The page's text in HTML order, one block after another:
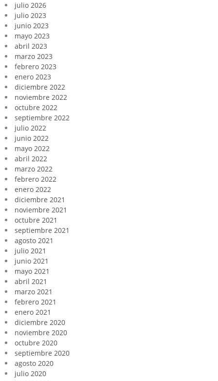
julio 2026
julio 2023
junio 2023
mayo 2023
abril 2023
marzo 2023
febrero 2023
enero 2023
diciembre 2022
noviembre 2022
octubre 2022
septiembre 2022
julio 2022
junio 2022
mayo 2022
abril 2022
marzo 2022
febrero 2022
enero 2022
diciembre 2021
noviembre 2021
octubre 2021
septiembre 2021
agosto 2021
julio 2021
junio 2021
mayo 2021
abril 2021
marzo 2021
febrero 2021
enero 2021
diciembre 2020
noviembre 2020
octubre 2020
septiembre 2020
agosto 2020
julio 2020